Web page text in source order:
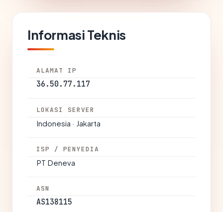
Informasi Teknis
ALAMAT IP
36.50.77.117
LOKASI SERVER
Indonesia · Jakarta
ISP / PENYEDIA
PT Deneva
ASN
AS138115